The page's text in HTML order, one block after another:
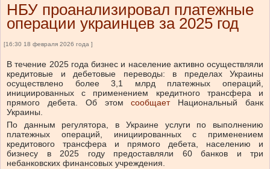
НБУ проанализировал платежные
операции украинцев за 2025 год
[16:30 18 февраля 2026 года ]
В течение 2025 года бизнес и население активно осуществляли
кредитовые и дебетовые переводы: в пределах Украины
осуществлено более 3,1 млрд платежных операций,
инициированных с применением кредитного трансфера и
прямого дебета.
Об этом сообщает
Национальный банк
Украины.
По данным регулятора, в Украине услуги по выполнению
платежных операций, инициированных с применением
кредитового трансфера и прямого дебета, населению и
бизнесу в 2025 году предоставляли 60 банков и три
небанковских финансовых учреждения.